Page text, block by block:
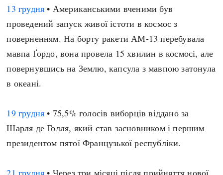
13 грудня • Американськими вченими був
проведений запуск живої істоти в космос з
поверненням. На борту ракети АМ-13 перебувала
мавпа Ґордо, вона провела 15 хвилин в космосі, але
повернувшись на Землю, капсула з мавпою затонула
в океані.
19 грудня • 75,5% голосів виборців віддано за
Шарля де Голля, який став засновником і першим
президентом пятої Французької республіки.
21 грудня • Через три місяці після прийняття нової